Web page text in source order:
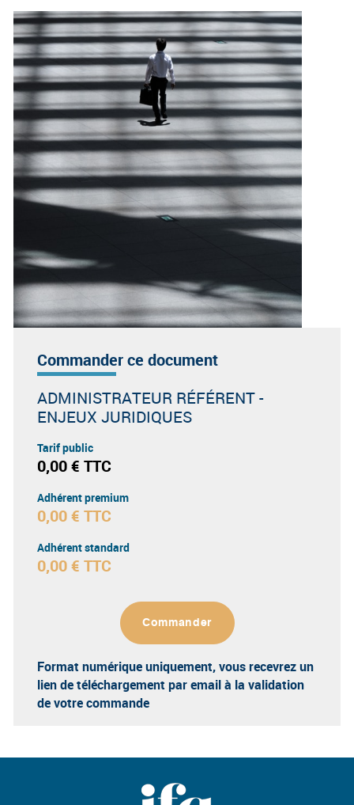
Commander ce document
ADMINISTRATEUR RÉFÉRENT -
ENJEUX JURIDIQUES
Tarif public
0,00 € TTC
Adhérent premium
0,00 € TTC
Adhérent standard
0,00 € TTC
Commander
Format numérique uniquement, vous recevrez un
lien de téléchargement par email à la validation
de votre commande